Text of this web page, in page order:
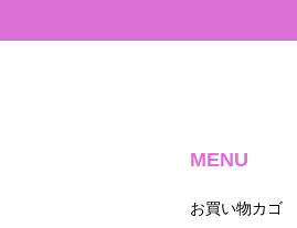
MENU
お買い物カゴ